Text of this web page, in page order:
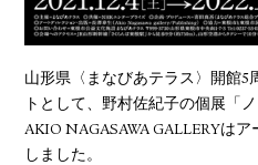
山形県〈まなびあテラス〉開館5
トとして、野村佐紀子の個展「
AKIO NAGASAWA GALLERYは
しました。